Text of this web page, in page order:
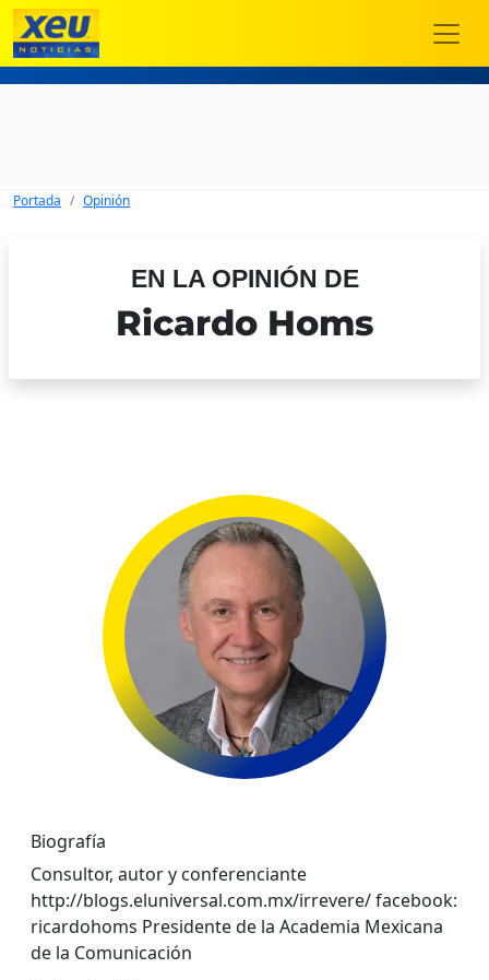
Portada Opinión
EN LA OPINIÓN DE
Ricardo Homs
Biografía
Consultor, autor y conferenciante
http://blogs.eluniversal.com.mx/irrevere/ facebook:
ricardohoms Presidente de la Academia Mexicana
de la Comunicación